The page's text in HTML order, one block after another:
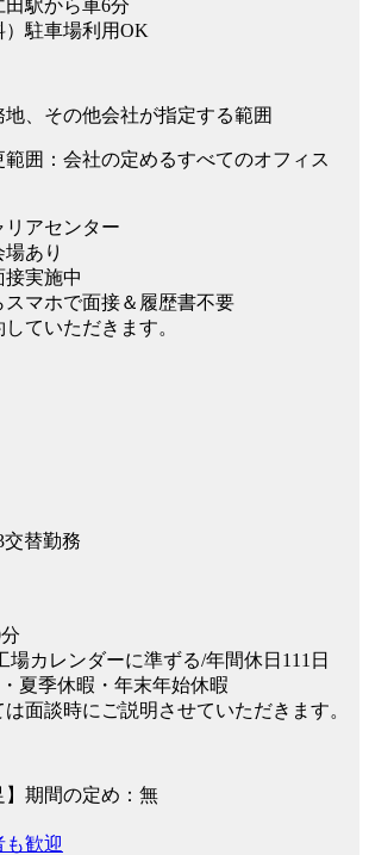
駅から車6分
駐車場利用OK
、その他会社が指定する範囲
囲：会社の定めるすべてのオフィス
アセンター
あり
実施中
マホで面接＆履歴書不要
ていただきます。
替勤務
場カレンダーに準ずる/年間休日111日
夏季休暇・年末年始休暇
面談時にご説明させていただきます。
】期間の定め：無
も歓迎